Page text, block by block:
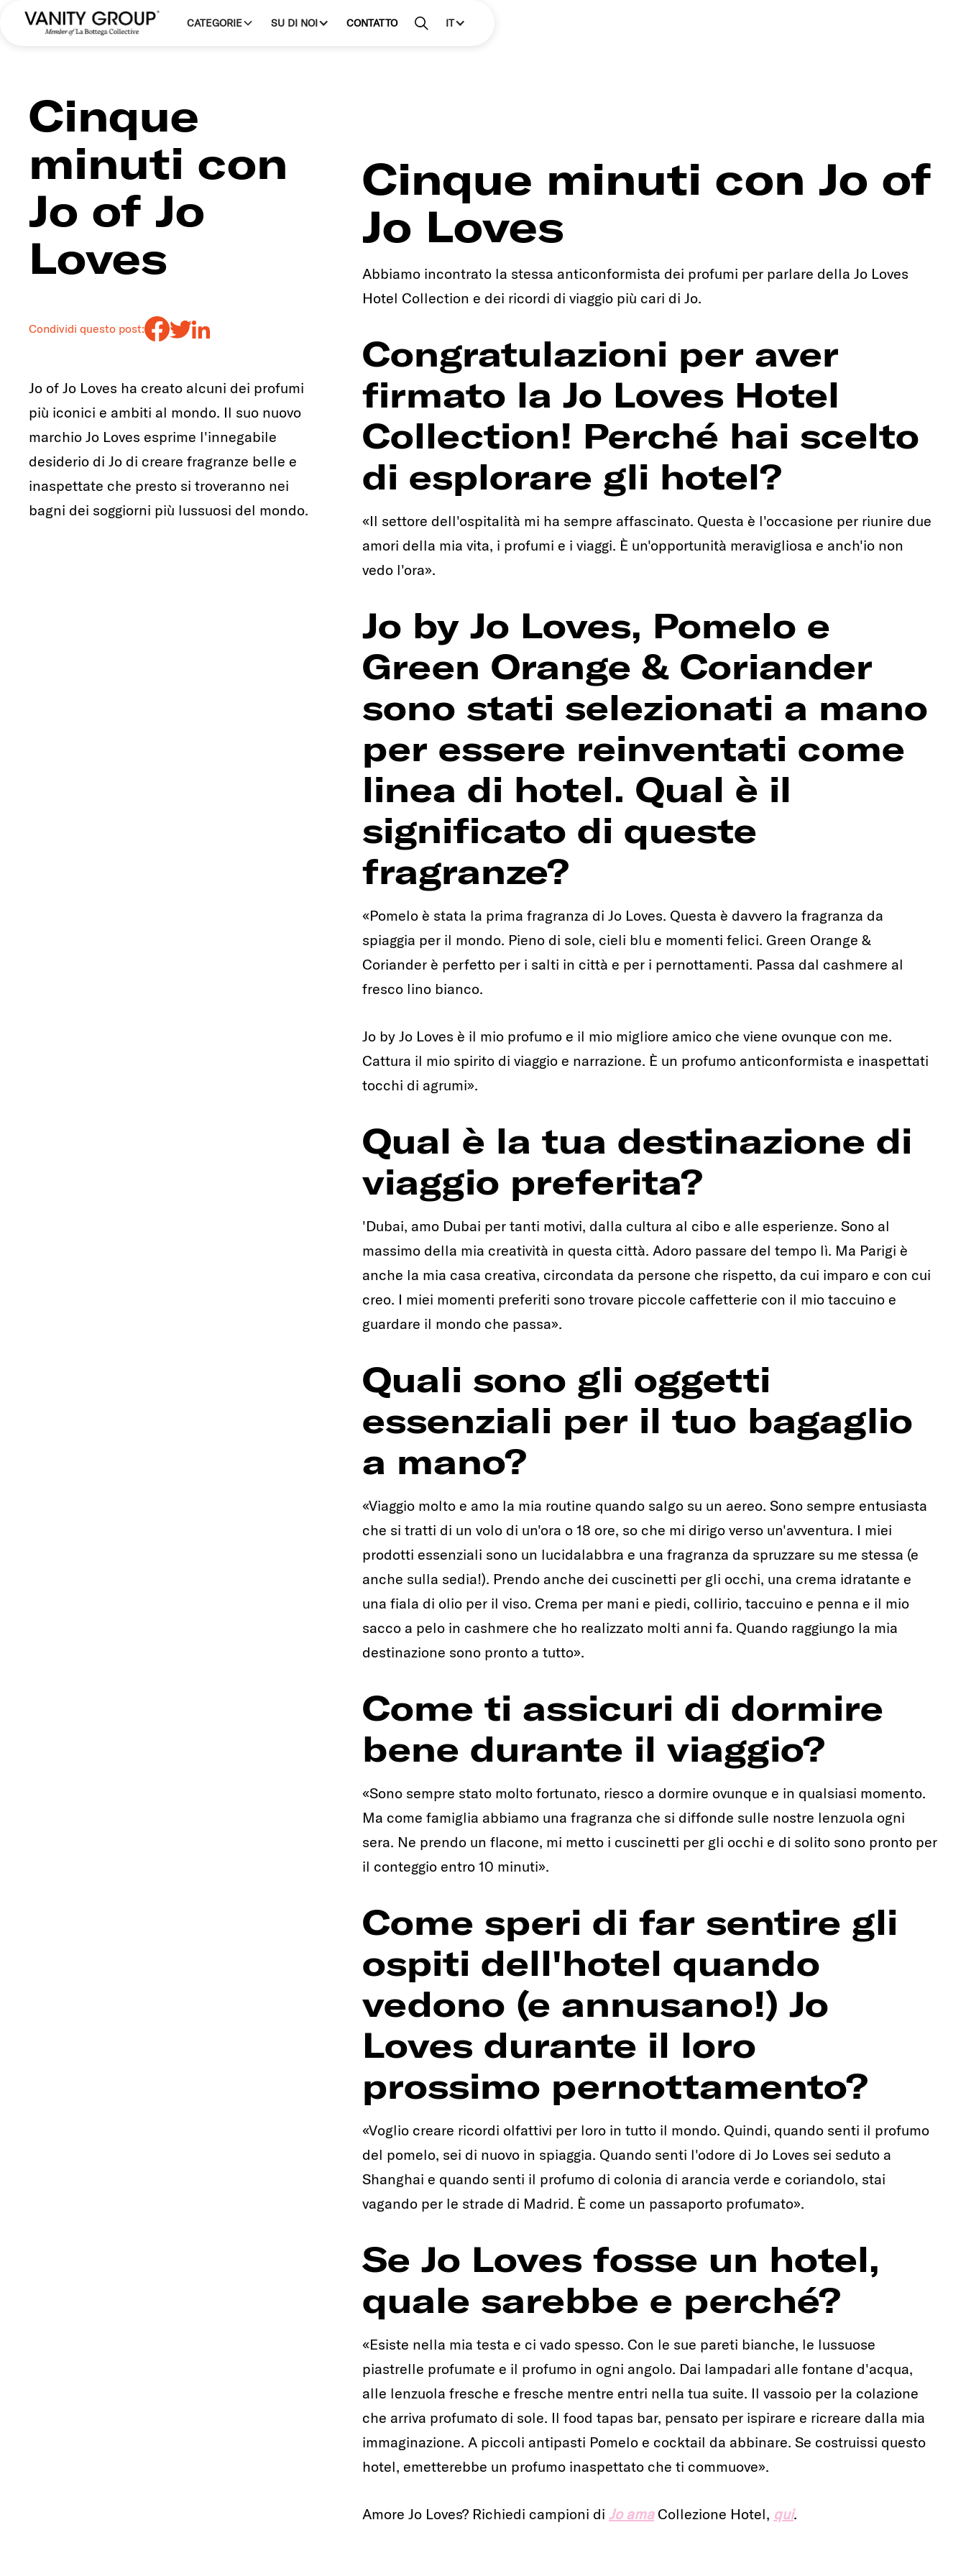
CATEGORIE SU DI NOI CONTATTO IT
Cinque
minuti con
Jo of Jo
Loves
Condividi questo post:
Jo of Jo Loves ha creato alcuni dei profumi
più iconici e ambiti al mondo. Il suo nuovo
marchio Jo Loves esprime l'innegabile
desiderio di Jo di creare fragranze belle e
inaspettate che presto si troveranno nei
bagni dei soggiorni più lussuosi del mondo.
Cinque minuti con Jo of
Jo Loves
Abbiamo incontrato la stessa anticonformista dei profumi per parlare della Jo Loves
Hotel Collection e dei ricordi di viaggio più cari di Jo.
Congratulazioni per aver
firmato la Jo Loves Hotel
Collection! Perché hai scelto
di esplorare gli hotel?
«Il settore dell'ospitalità mi ha sempre affascinato. Questa è l'occasione per riunire due
amori della mia vita, i profumi e i viaggi. È un'opportunità meravigliosa e anch'io non
vedo l'ora».
Jo by Jo Loves, Pomelo e
Green Orange & Coriander
sono stati selezionati a mano
per essere reinventati come
linea di hotel. Qual è il
significato di queste
fragranze?
«Pomelo è stata la prima fragranza di Jo Loves. Questa è davvero la fragranza da
spiaggia per il mondo. Pieno di sole, cieli blu e momenti felici. Green Orange &
Coriander è perfetto per i salti in città e per i pernottamenti. Passa dal cashmere al
fresco lino bianco.
Jo by Jo Loves è il mio profumo e il mio migliore amico che viene ovunque con me.
Cattura il mio spirito di viaggio e narrazione. È un profumo anticonformista e inaspettati
tocchi di agrumi».
Qual è la tua destinazione di
viaggio preferita?
'Dubai, amo Dubai per tanti motivi, dalla cultura al cibo e alle esperienze. Sono al
massimo della mia creatività in questa città. Adoro passare del tempo lì. Ma Parigi è
anche la mia casa creativa, circondata da persone che rispetto, da cui imparo e con cui
creo. I miei momenti preferiti sono trovare piccole caffetterie con il mio taccuino e
guardare il mondo che passa».
Quali sono gli oggetti
essenziali per il tuo bagaglio
a mano?
«Viaggio molto e amo la mia routine quando salgo su un aereo. Sono sempre entusiasta
che si tratti di un volo di un'ora o 18 ore, so che mi dirigo verso un'avventura. I miei
prodotti essenziali sono un lucidalabbra e una fragranza da spruzzare su me stessa (e
anche sulla sedia!). Prendo anche dei cuscinetti per gli occhi, una crema idratante e
una fiala di olio per il viso. Crema per mani e piedi, collirio, taccuino e penna e il mio
sacco a pelo in cashmere che ho realizzato molti anni fa. Quando raggiungo la mia
destinazione sono pronto a tutto».
Come ti assicuri di dormire
bene durante il viaggio?
«Sono sempre stato molto fortunato, riesco a dormire ovunque e in qualsiasi momento.
Ma come famiglia abbiamo una fragranza che si diffonde sulle nostre lenzuola ogni
sera. Ne prendo un flacone, mi metto i cuscinetti per gli occhi e di solito sono pronto per
il conteggio entro 10 minuti».
Come speri di far sentire gli
ospiti dell'hotel quando
vedono (e annusano!) Jo
Loves durante il loro
prossimo pernottamento?
«Voglio creare ricordi olfattivi per loro in tutto il mondo. Quindi, quando senti il profumo
del pomelo, sei di nuovo in spiaggia. Quando senti l'odore di Jo Loves sei seduto a
Shanghai e quando senti il profumo di colonia di arancia verde e coriandolo, stai
vagando per le strade di Madrid. È come un passaporto profumato».
Se Jo Loves fosse un hotel,
quale sarebbe e perché?
«Esiste nella mia testa e ci vado spesso. Con le sue pareti bianche, le lussuose
piastrelle profumate e il profumo in ogni angolo. Dai lampadari alle fontane d'acqua,
alle lenzuola fresche e fresche mentre entri nella tua suite. Il vassoio per la colazione
che arriva profumato di sole. Il food tapas bar, pensato per ispirare e ricreare dalla mia
immaginazione. A piccoli antipasti Pomelo e cocktail da abbinare. Se costruissi questo
hotel, emetterebbe un profumo inaspettato che ti commuove».
Amore Jo Loves? Richiedi campioni di Jo amaCollezione Hotel, qui.